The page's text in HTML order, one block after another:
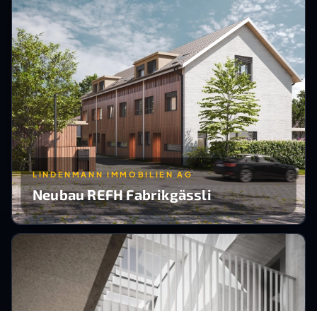
LINDENMANN IMMOBILIEN AG
Neubau REFH Fabrikgässli